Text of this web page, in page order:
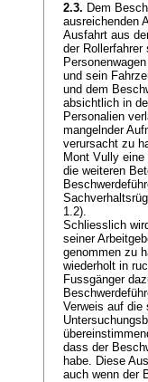
2.3. Dem
ausreichenden
Ausfahrt aus
der
und sein
und dem
absichtlich in
Personalien
mangelnder
verursacht zu
Mont Vully
die weiteren
1.2).
Schliesslich
seiner
genommen zu
wiederholt in
Fussgänger
Verweis auf die
dass der
habe. Diese
auch wenn der